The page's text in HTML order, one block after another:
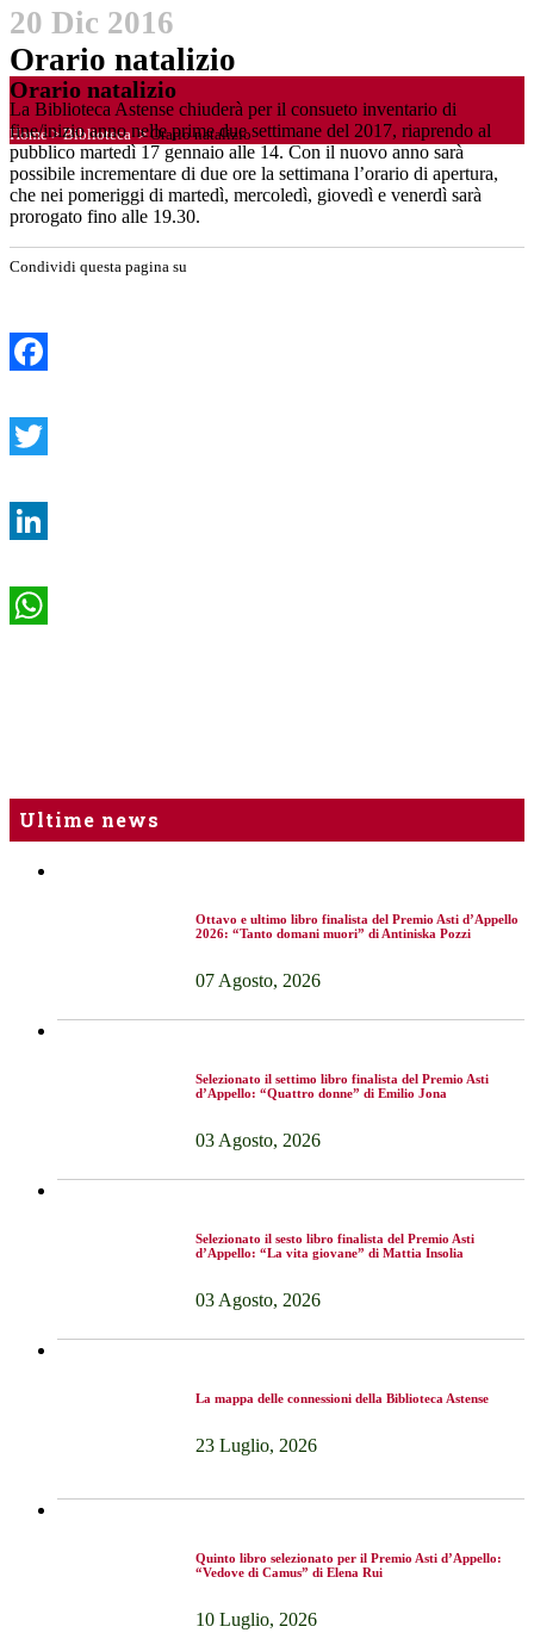
Orario natalizio
Home>Biblioteca >Orario natalizio
20 Dic 2016
Orario natalizio
La Biblioteca Astense chiuderà per il consueto inventario di
fine/inizio anno nelle prime due settimane del 2017, riaprendo al
pubblico martedì 17 gennaio alle 14. Con il nuovo anno sarà
possibile incrementare di due ore la settimana l’orario di apertura,
che nei pomeriggi di martedì, mercoledì, giovedì e venerdì sarà
prorogato fino alle 19.30.
Condividi questa pagina su
Ultime news
Ottavo e ultimo libro finalista del Premio Asti d’Appello
2026: “Tanto domani muori” di Antiniska Pozzi
07 Agosto, 2026
Selezionato il settimo libro finalista del Premio Asti
d’Appello: “Quattro donne” di Emilio Jona
03 Agosto, 2026
Selezionato il sesto libro finalista del Premio Asti
d’Appello: “La vita giovane” di Mattia Insolia
03 Agosto, 2026
La mappa delle connessioni della Biblioteca Astense
23 Luglio, 2026
Quinto libro selezionato per il Premio Asti d’Appello:
“Vedove di Camus” di Elena Rui
10 Luglio, 2026